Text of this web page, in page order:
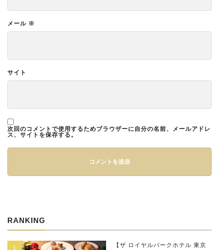
メール ※
サイト
次回のコメントで使用するためブラウザーに自分の名前、メールアドレ
ス、サイトを保存する。
RANKING
【ザ ロイヤルパークホテル 東京